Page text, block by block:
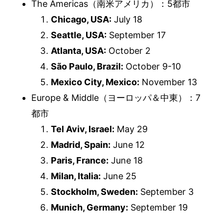
The Americas（南米アメリカ）：5都市
Chicago, USA: July 18
Seattle, USA: September 17
Atlanta, USA: October 2
São Paulo, Brazil: October 9-10
Mexico City, Mexico: November 13
Europe & Middle（ヨーロッパ＆中東）：7
都市
Tel Aviv, Israel: May 29
Madrid, Spain: June 12
Paris, France: June 18
Milan, Italia: June 25
Stockholm, Sweden: September 3
Munich, Germany: September 19